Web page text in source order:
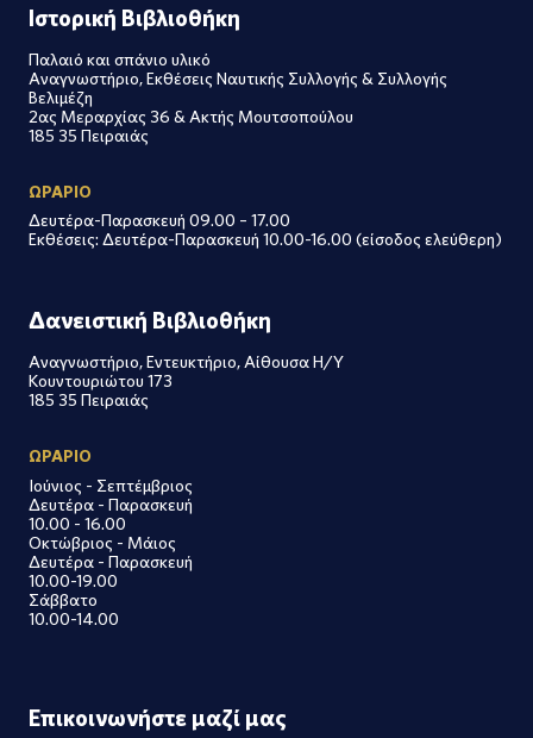
Ιστορική Βιβλιοθήκη
Παλαιό και σπάνιο υλικό
Αναγνωστήριο, Εκθέσεις Ναυτικής Συλλογής & Συλλογής
Βελιμέζη
2ας Μεραρχίας 36 & Ακτής Μουτσοπούλου
185 35 Πειραιάς
ΩΡΑΡΙΟ
Δευτέρα-Παρασκευή 09.00 – 17.00
Εκθέσεις: Δευτέρα-Παρασκευή 10.00-16.00 (είσοδος ελεύθερη)
Δανειστική Βιβλιοθήκη
Αναγνωστήριο, Εντευκτήριο, Αίθουσα Η/Υ
Κουντουριώτου 173
185 35 Πειραιάς
ΩΡΑΡΙΟ
Ιούνιος - Σεπτέμβριος
Δευτέρα - Παρασκευή
10.00 - 16.00
Οκτώβριος - Μάιος
Δευτέρα - Παρασκευή
10.00-19.00
Σάββατο
10.00-14.00
Επικοινωνήστε μαζί μας